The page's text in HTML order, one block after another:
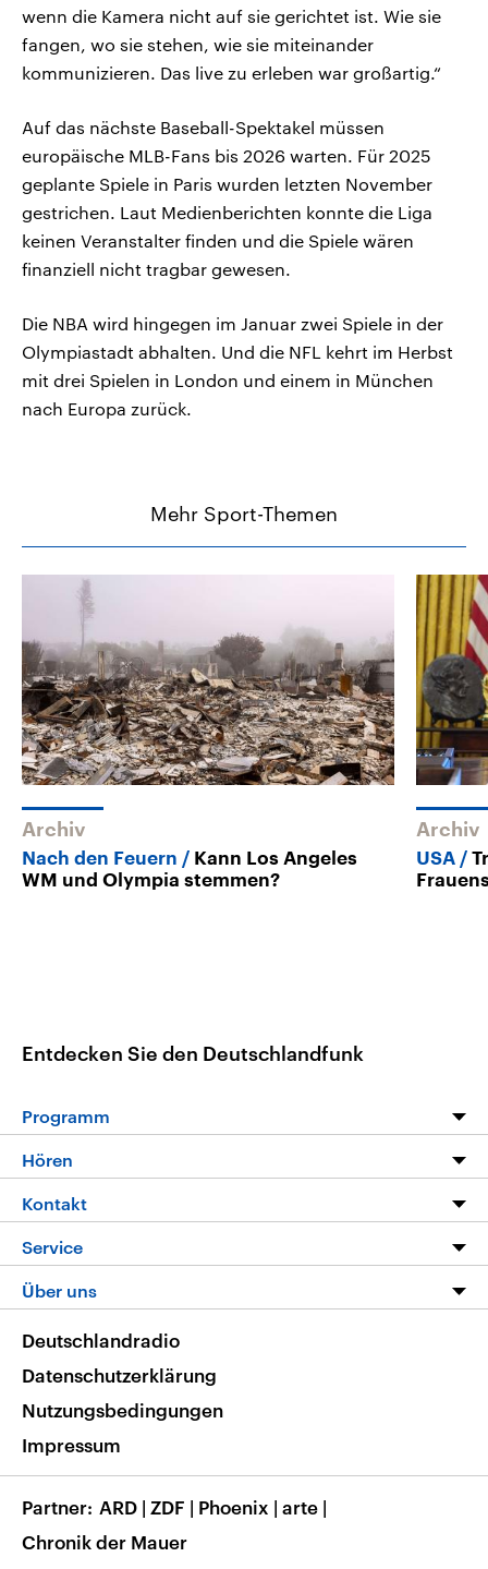
wenn die Kamera nicht auf sie gerichtet ist. Wie sie
fangen, wo sie stehen, wie sie miteinander
kommunizieren. Das live zu erleben war großartig.“
Auf das nächste Baseball-Spektakel müssen
europäische MLB-Fans bis 2026 warten. Für 2025
geplante Spiele in Paris wurden letzten November
gestrichen. Laut Medienberichten konnte die Liga
keinen Veranstalter finden und die Spiele wären
finanziell nicht tragbar gewesen.
Die NBA wird hingegen im Januar zwei Spiele in der
Olympiastadt abhalten. Und die NFL kehrt im Herbst
mit drei Spielen in London und einem in München
nach Europa zurück.
Mehr Sport-Themen
Archiv
Nach den Feuern
Kann Los Angeles
WM und Olympia stemmen?
Archiv
USA
Entdecken Sie den Deutschlandfunk
Programm
Programm
Die Nachrichten
Nachrichtenleicht
Neue Beiträge auf dlf.de
Hören
Livestream
Podcasts
Deutschlandfunk App
Nachrichten App
Frequenzen
Kontakt
Hörerservice
Service
FAQ
Veranstaltungen
Musikliste
RSS
Über uns
Barrierefreiheit
Deutschlandradio
Datenschutzerklärung
Nutzungsbedingungen
Impressum
Partner ARD | ZDF | Phoenix | arte |
Chronik der Mauer